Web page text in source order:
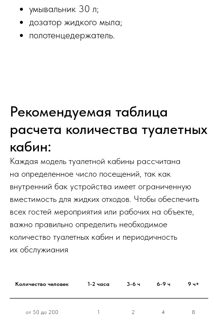
умывальник 30 л;
дозатор жидкого мыла;
полотенцедержатель.
Рекомендуемая таблица
расчета количества туалетных
кабин:
Каждая модель туалетной кабины рассчитана
на определенное число посещений, так как
внутренний бак устройства имеет ограниченную
вместимость для жидких отходов. Чтобы обеспечить
всех гостей мероприятия или рабочих на объекте,
важно правильно определить необходимое
количество туалетных кабин и периодичность
их обслужиания
Количество человек 1-2 часа 3-6 ч 6-9 ч 9 ч+
от 50 до 200 1 2 4 8